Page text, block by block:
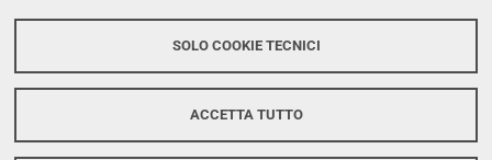
SOLO COOKIE TECNICI
ACCETTA TUTTO
Dichiarazione di accessibilità
Protezione dati personali